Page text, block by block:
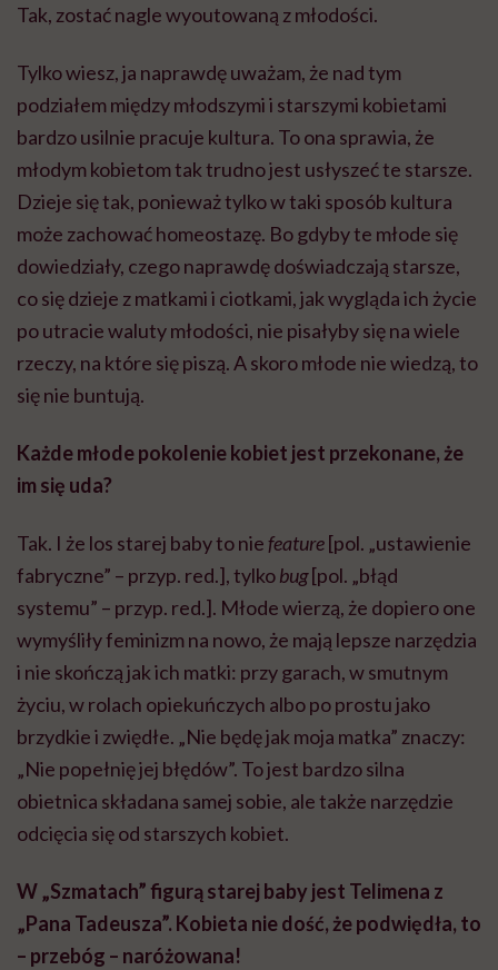
Tak, zostać nagle wyoutowaną z młodości.
Tylko wiesz, ja naprawdę uważam, że nad tym
podziałem między młodszymi i starszymi kobietami
bardzo usilnie pracuje kultura. To ona sprawia, że
młodym kobietom tak trudno jest usłyszeć te starsze.
Dzieje się tak, ponieważ tylko w taki sposób kultura
może zachować homeostazę. Bo gdyby te młode się
dowiedziały, czego naprawdę doświadczają starsze,
co się dzieje z matkami i ciotkami, jak wygląda ich życie
po utracie waluty młodości, nie pisałyby się na wiele
rzeczy, na które się piszą. A skoro młode nie wiedzą, to
się nie buntują.
Każde młode pokolenie kobiet jest przekonane, że
im się uda?
Tak. I że los starej baby to niefeature[pol. „ustawienie
fabryczne” – przyp. red.], tylkobug[pol. „błąd
systemu” – przyp. red.]. Młode wierzą, że dopiero one
wymyśliły feminizm na nowo, że mają lepsze narzędzia
i nie skończą jak ich matki: przy garach, w smutnym
życiu, w rolach opiekuńczych albo po prostu jako
brzydkie i zwiędłe. „Nie będę jak moja matka” znaczy:
„Nie popełnię jej błędów”. To jest bardzo silna
obietnica składana samej sobie, ale także narzędzie
odcięcia się od starszych kobiet.
W „Szmatach” figurą starej baby jest Telimena z
„Pana Tadeusza”. Kobieta nie dość, że podwiędła, to
– przebóg – naróżowana!